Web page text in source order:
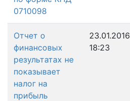
0710098
Отчет о
финансовых
результатах не
показывает
налог на
прибыль
23.01.2016
18:23